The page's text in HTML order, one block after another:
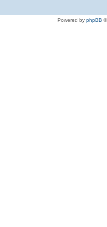
Powered by phpBB